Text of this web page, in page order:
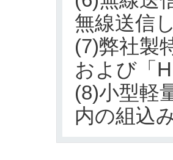
無線送信
(7)弊社製
および「
(8)小型軽
内の組込